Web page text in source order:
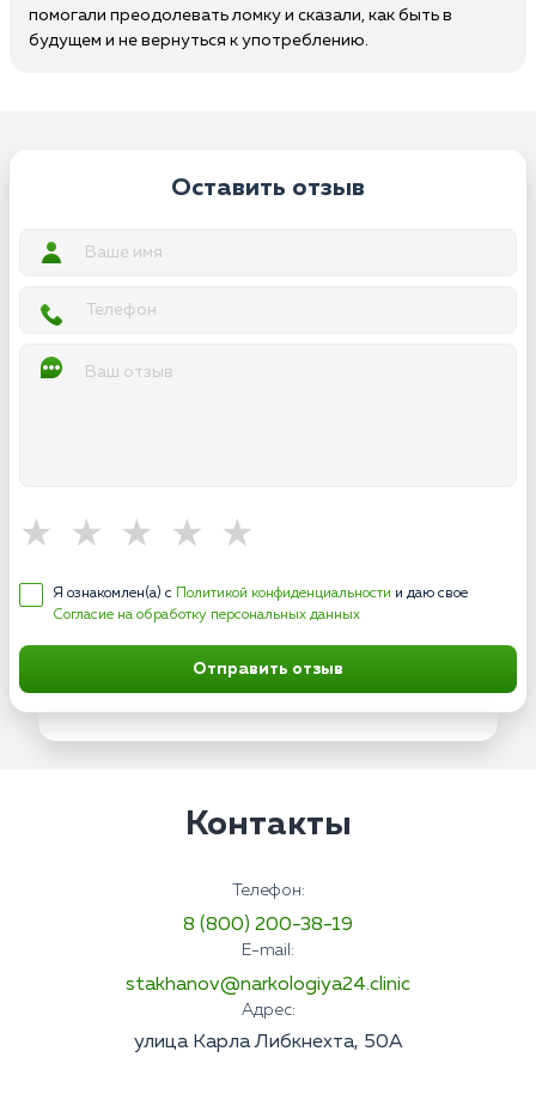
помогали преодолевать ломку и сказали, как быть в
будущем и не вернуться к употреблению.
Оставить отзыв
Я ознакомлен(а) с Политикой конфиденциальности и даю свое
Согласие на обработку персональных данных
Отправить отзыв
Контакты
Телефон:
8 (800) 200-38-19
E-mail:
stakhanov@narkologiya24.clinic
Адрес:
улица Карла Либкнехта, 50А